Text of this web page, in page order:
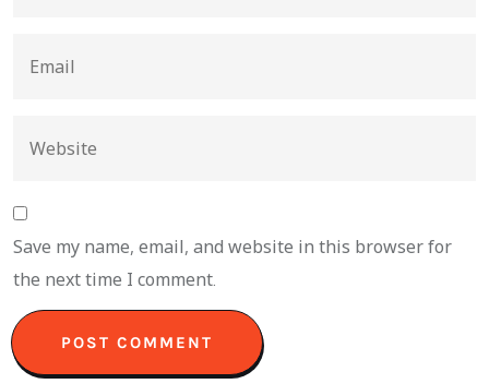
Save my name, email, and website in this browser for
the next time I comment.